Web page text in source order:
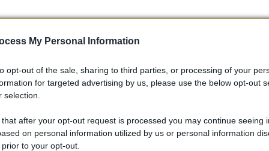
My Personal Information
opt-out of the sale, sharing to third parties, or processing of your
for targeted advertising by us, please use the below opt-out
selection.
that after your opt-out request is processed you may continue seeing
on personal information utilized by us or personal information
to your opt-out.
con l’emergere di nuovi nomi che promettono di
Con la stagione che si avvicina alla sua
le stelle del domani.